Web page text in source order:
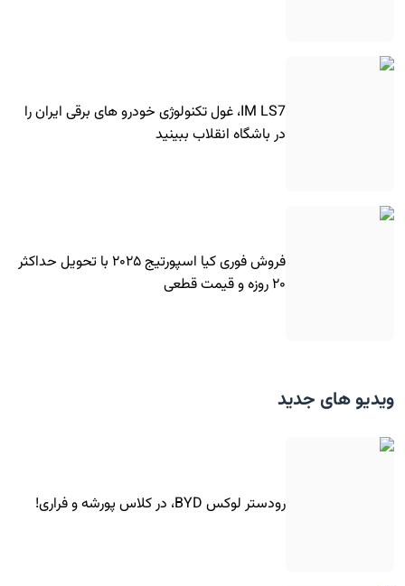
IM LS7، غول تکنولوژی خودرو های برقی ایران را
در باشگاه انقلاب ببینید
فروش فوری کیا اسپورتیج ۲۰۲۵ با تحویل حداکثر
۲۰ روزه و قیمت قطعی
ویدیو های جدید
رودستر لوکس BYD، در کلاس پورشه و فراری!